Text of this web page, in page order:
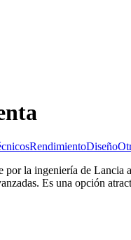
RendimientoDiseño
la ingeniería de
Es una opción